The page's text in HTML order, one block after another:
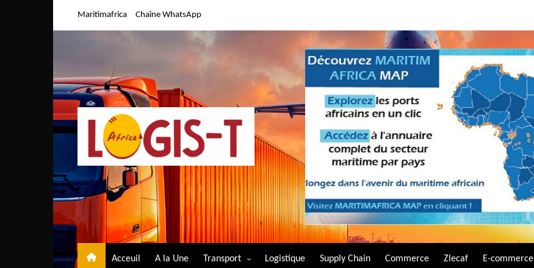
Maritimafrica Chaîne WhatsApp
Acceuil A la Une Transport Logistique Supply Chain Commerce Zlecaf E-commerce